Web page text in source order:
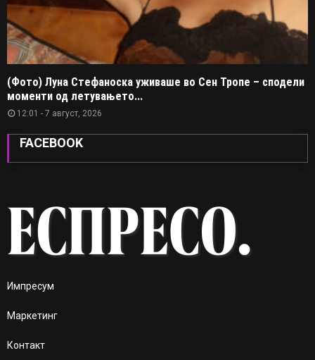
(Фото) Луна Стефаноска уживаше во Сен Тропе – сподели
моменти од летувањето...
12:01 - 7 август, 2026
FACEBOOK
Импресум
Маркетинг
Контакт